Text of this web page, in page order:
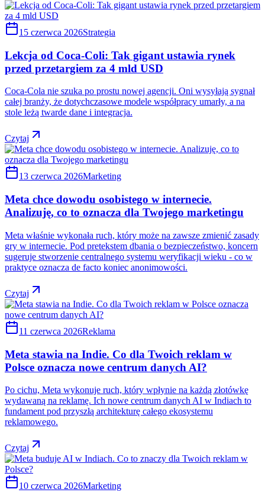
15 czerwca 2026Strategia
Lekcja od Coca-Coli: Tak gigant ustawia rynek
przed przetargiem za 4 mld USD
Coca-Cola nie szuka po prostu nowej agencji. Oni wysyłają sygnał
całej branży, że dotychczasowe modele współpracy umarły, a na
stole leżą twarde dane i integracja.
Czytaj
13 czerwca 2026Marketing
Meta chce dowodu osobistego w internecie.
Analizuję, co to oznacza dla Twojego marketingu
Meta właśnie wykonała ruch, który może na zawsze zmienić zasady
gry w internecie. Pod pretekstem dbania o bezpieczeństwo, koncern
sugeruje stworzenie centralnego systemu weryfikacji wieku - co w
praktyce oznacza de facto koniec anonimowości.
Czytaj
11 czerwca 2026Reklama
Meta stawia na Indie. Co dla Twoich reklam w
Polsce oznacza nowe centrum danych AI?
Po cichu, Meta wykonuje ruch, który wpłynie na każdą złotówkę
wydawaną na reklamę. Ich nowe centrum danych AI w Indiach to
fundament pod przyszłą architekturę całego ekosystemu
reklamowego.
Czytaj
10 czerwca 2026Marketing